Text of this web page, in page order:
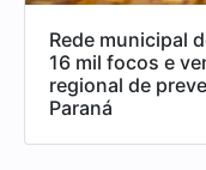
Rede municipal
16 mil focos e
regional de
Paraná